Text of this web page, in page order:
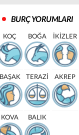
BURÇ YORUMLARI
KOÇ BOĞA İKİZLER
BAŞAK TERAZİ AKREP
KOVA BALIK